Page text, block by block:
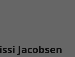
Jacobsen